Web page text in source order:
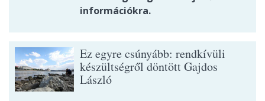
információkra.
Ez egyre csúnyább: rendkívüli
készültségről döntött Gajdos
László